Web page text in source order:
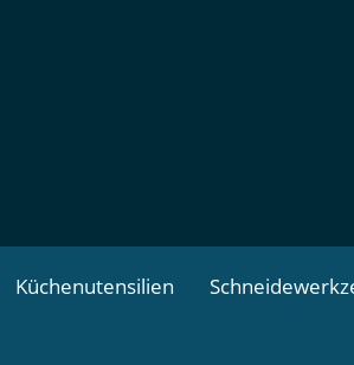
Küchenutensilien